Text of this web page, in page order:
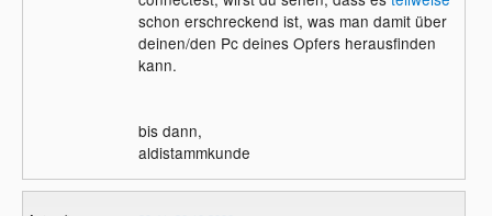
schon erschreckend ist, was man damit über
deinen/den Pc deines Opfers herausfinden
kann.
bis dann,
aldistammkunde